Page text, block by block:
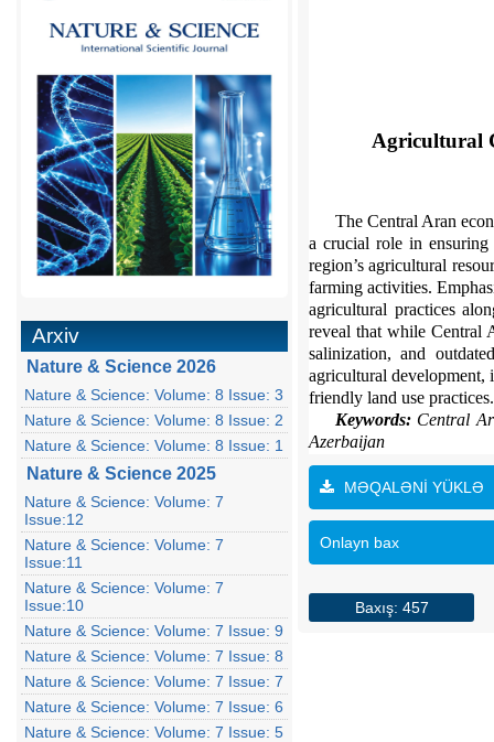
Arxiv
Nature & Science 2026
Nature & Science: Volume: 8 Issue: 3
Nature & Science: Volume: 8 Issue: 2
Nature & Science: Volume: 8 Issue: 1
Nature & Science 2025
Nature & Science: Volume: 7
Issue:12
Nature & Science: Volume: 7
Issue:11
Nature & Science: Volume: 7
Issue:10
Nature & Science: Volume: 7 Issue: 9
Nature & Science: Volume: 7 Issue: 8
Nature & Science: Volume: 7 Issue: 7
Nature & Science: Volume: 7 Issue: 6
Nature & Science: Volume: 7 Issue: 5
Agricultural
The Central Aran
a crucial role in
region’s agricultural
farming activities.
agricultural practices
reveal that while Central
salinization, and
agricultural development,
friendly land use practices.
Keywords:Central
Azerbaijan
MƏQALƏNİ YÜKLƏ
Onlayn bax
Baxış: 457